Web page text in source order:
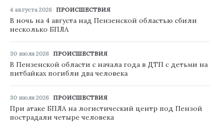
4 августа 2026 ПРОИСШЕСТВИЯ
В ночь на 4 августа над Пензенской областью сбили
несколько БПЛА
30 июля 2026 ПРОИСШЕСТВИЯ
В Пензенской области с начала года в ДТП с детьми на
питбайках погибли два человека
30 июля 2026 ПРОИСШЕСТВИЯ
При атаке БПЛА на логистический центр под Пензой
пострадали четыре человека